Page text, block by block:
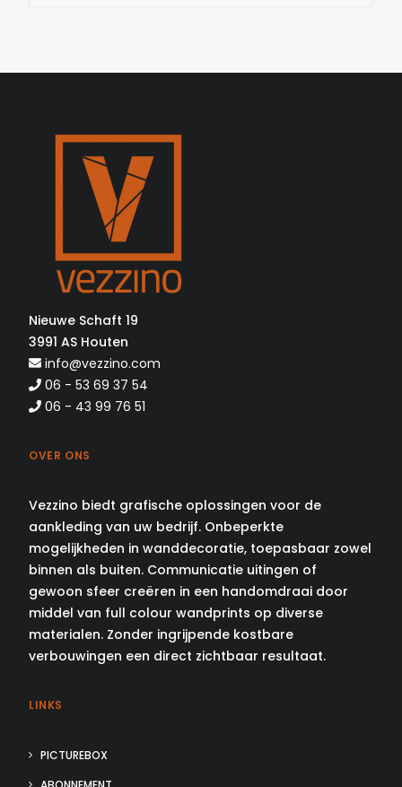
Nieuwe Schaft 19
3991 AS Houten
info@vezzino.com
06 - 53 69 37 54
06 - 43 99 76 51
OVER ONS
Vezzino biedt grafische oplossingen voor de
aankleding van uw bedrijf. Onbeperkte
mogelijkheden in wanddecoratie, toepasbaar zowel
binnen als buiten. Communicatie uitingen of
gewoon sfeer creëren in een handomdraai door
middel van full colour wandprints op diverse
materialen. Zonder ingrijpende kostbare
verbouwingen een direct zichtbaar resultaat.
LINKS
PICTUREBOX